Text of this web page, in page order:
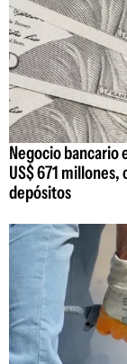
Negocio bancario
US$ 671
depósitos